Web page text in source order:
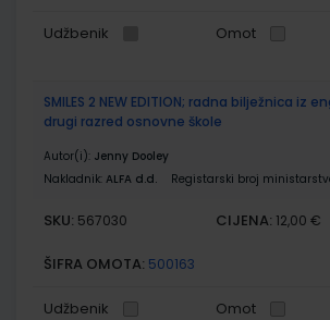
Udžbenik Omot
SMILES 2 NEW EDITION; radna bilježnica iz
drugi razred osnovne škole
Autor(i): Jenny Dooley
Nakladnik: ALFA d.d. Registarski broj
SKU: 567030 CIJENA: 12,00 €
ŠIFRA OMOTA: 500163
Udžbenik Omot